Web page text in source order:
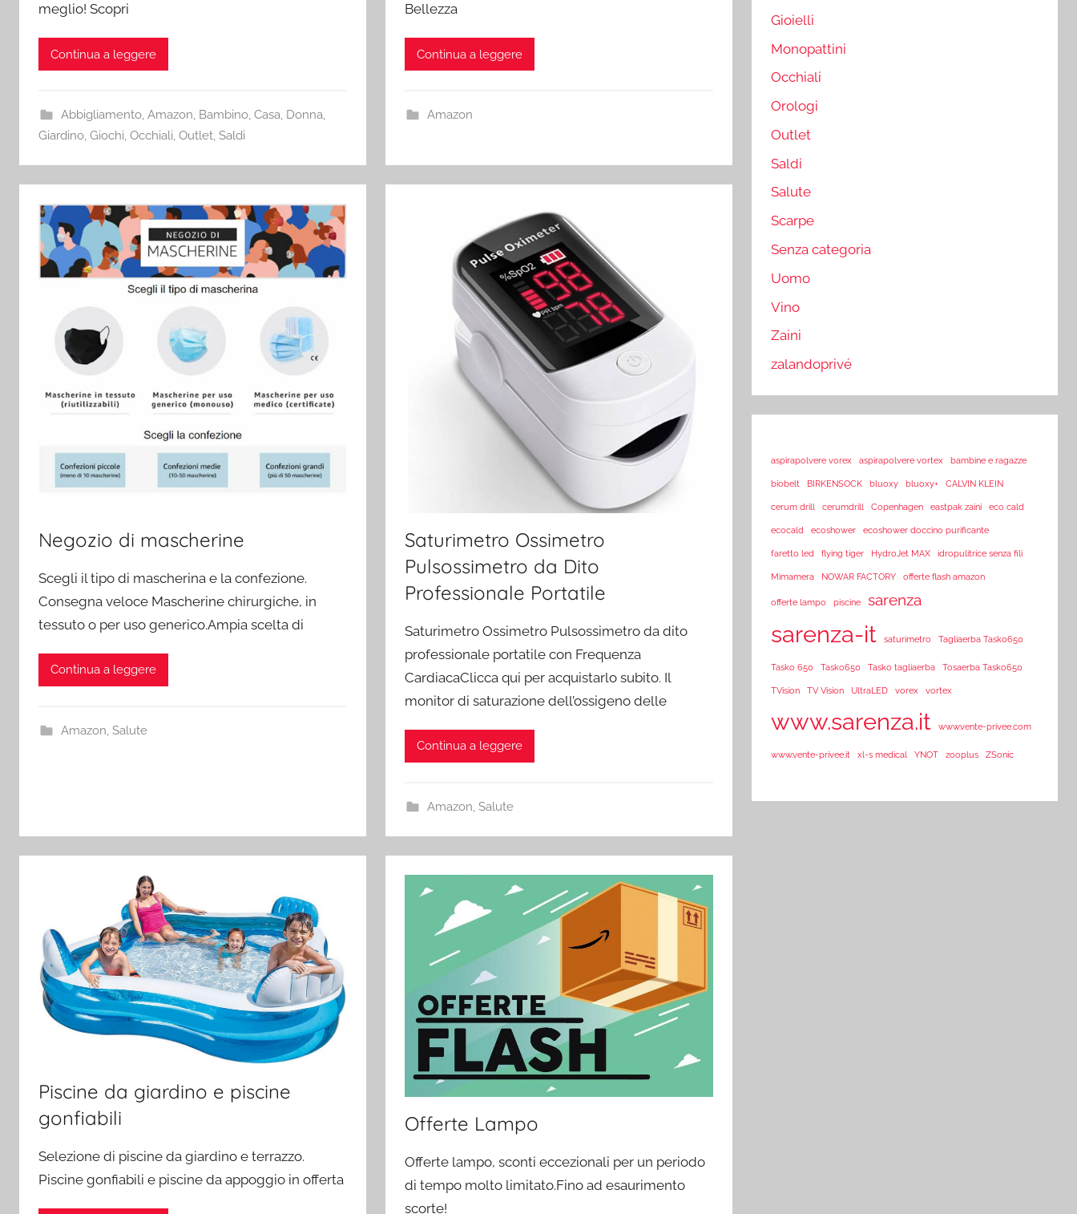
meglio! Scopri
Continua a leggere
Abbigliamento, Amazon, Bambino, Casa, Donna,
Giardino, Giochi, Occhiali, Outlet, Saldi
Bellezza
Continua a leggere
Amazon
Negozio di mascherine
Scegli il tipo di mascherina e la confezione.
Consegna veloce Mascherine chirurgiche, in
tessuto o per uso generico.Ampia scelta di
Continua a leggere
Amazon, Salute
Saturimetro Ossimetro
Pulsossimetro da Dito
Professionale Portatile
Saturimetro Ossimetro Pulsossimetro da dito
professionale portatile con Frequenza
CardiacaClicca qui per acquistarlo subito. Il
monitor di saturazione dell’ossigeno delle
Continua a leggere
Amazon, Salute
Piscine da giardino e piscine
gonfiabili
Selezione di piscine da giardino e terrazzo.
Piscine gonfiabili e piscine da appoggio in offerta
Offerte Lampo
Offerte lampo, sconti eccezionali per un periodo
di tempo molto limitato.Fino ad esaurimento
scorte!
Gioielli
Monopattini
Occhiali
Orologi
Outlet
Saldi
Salute
Scarpe
Senza categoria
Uomo
Vino
Zaini
zalandoprivé
aspirapolvere vorex aspirapolvere vortex bambine e ragazze
biobelt BIRKENSOCK bluoxy bluoxy+ CALVIN KLEIN
cerum drill cerumdrill Copenhagen eastpak zaini eco cald
ecocald ecoshower ecoshower doccino purificante
faretto led flying tiger HydroJet MAX idropulitrice senza fili
Mimamera NOWAR FACTORY offerte flash amazon
offerte lampo piscine sarenza
sarenza-it saturimetro Tagliaerba Tasko650
Tasko 650 Tasko650 Tasko tagliaerba Tosaerba Tasko650
TVision TV Vision UltraLED vorex vortex
www.sarenza.it www.vente-privee.com
www.vente-privee.it xl-s medical YNOT zooplus ZSonic